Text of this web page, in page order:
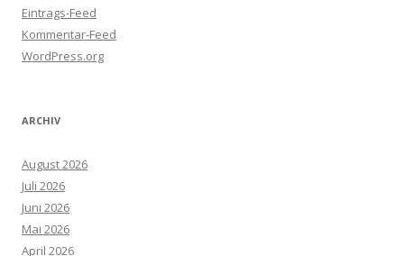
Eintrags-Feed
Kommentar-Feed
WordPress.org
ARCHIV
August 2026
Juli 2026
Juni 2026
Mai 2026
April 2026